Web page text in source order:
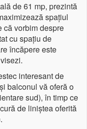
de 61 mp, prezintă
spațiul
că vorbim despre
cu spațiu de
încăpere este
interesant de
balconul vă oferă o
sud), în timp ce
de liniștea oferită